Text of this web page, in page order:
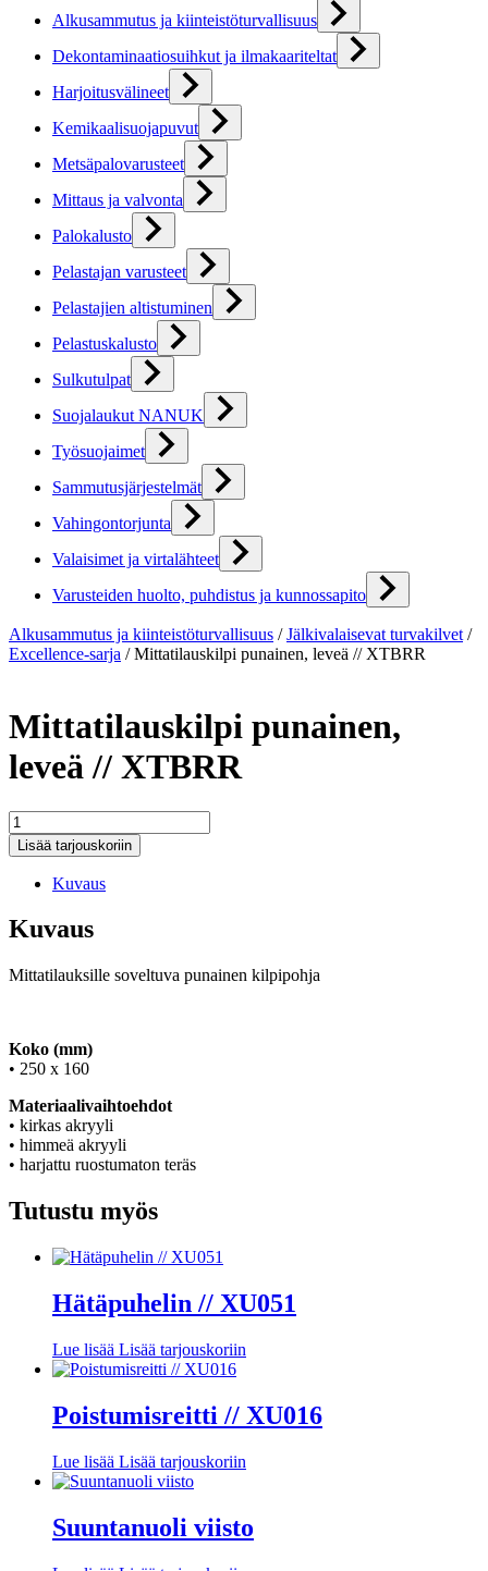
Alkusammutus ja kiinteistöturvallisuus
Dekontaminaatiosuihkut ja ilmakaariteltat
Harjoitusvälineet
Kemikaalisuojapuvut
Metsäpalovarusteet
Mittaus ja valvonta
Palokalusto
Pelastajan varusteet
Pelastajien altistuminen
Pelastuskalusto
Sulkutulpat
Suojalaukut NANUK
Työsuojaimet
Sammutusjärjestelmät
Vahingontorjunta
Valaisimet ja virtalähteet
Varusteiden huolto, puhdistus ja kunnossapito
Alkusammutus ja kiinteistöturvallisuus /Jälkivalaisevat turvakilvet /
Excellence-sarja /Mittatilauskilpi punainen, leveä // XTBRR
Mittatilauskilpi punainen,
leveä // XTBRR
Mittatilauskilpi
punainen,
leveä
XTBRR
määrä
Lisää tarjouskoriin
Kuvaus
Kuvaus
Mittatilauksille soveltuva punainen kilpipohja
Koko (mm)
• 250 x 160
Materiaalivaihtoehdot
• kirkas akryyli
• himmeä akryyli
• harjattu ruostumaton teräs
Tutustu myös
Hätäpuhelin // XU051
Lue lisää Lisää tarjouskoriin
Poistumisreitti // XU016
Lue lisää Lisää tarjouskoriin
Suuntanuoli viisto